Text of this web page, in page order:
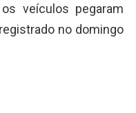
veículos pegaram
no domingo